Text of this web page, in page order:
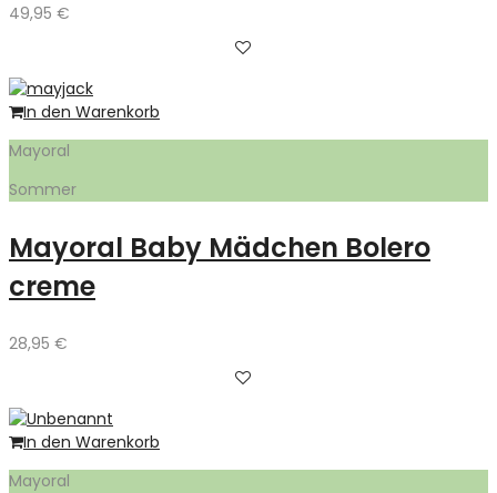
49,95 €
In den Warenkorb
Mayoral
Sommer
Mayoral Baby Mädchen Bolero
creme
28,95 €
In den Warenkorb
Mayoral